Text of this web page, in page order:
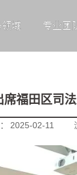
领域 专业团
福田区司
2025-02-11